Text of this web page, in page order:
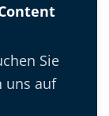
Sie
uns auf